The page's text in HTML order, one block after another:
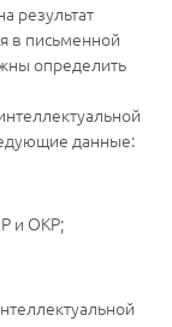
результат
в письменной
определить
данные:
и ОКР;